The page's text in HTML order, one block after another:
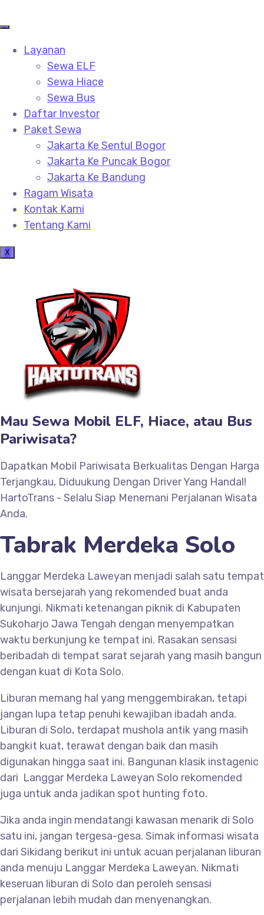
Layanan
Sewa ELF
Sewa Hiace
Sewa Bus
Daftar Investor
Paket Sewa
Jakarta Ke Sentul Bogor
Jakarta Ke Puncak Bogor
Jakarta Ke Bandung
Ragam Wisata
Kontak Kami
Tentang Kami
X
Mau Sewa Mobil ELF, Hiace, atau Bus
Pariwisata?
Dapatkan Mobil Pariwisata Berkualitas Dengan Harga
Terjangkau, Diduukung Dengan Driver Yang Handal!
HartoTrans - Selalu Siap Menemani Perjalanan Wisata
Anda.
Tabrak Merdeka Solo
Langgar Merdeka Laweyan menjadi salah satu tempat
wisata bersejarah yang rekomended buat anda
kunjungi. Nikmati ketenangan piknik di Kabupaten
Sukoharjo Jawa Tengah dengan menyempatkan
waktu berkunjung ke tempat ini. Rasakan sensasi
beribadah di tempat sarat sejarah yang masih bangun
dengan kuat di Kota Solo.
Liburan memang hal yang menggembirakan, tetapi
jangan lupa tetap penuhi kewajiban ibadah anda.
Liburan di Solo, terdapat mushola antik yang masih
bangkit kuat, terawat dengan baik dan masih
digunakan hingga saat ini. Bangunan klasik instagenic
dari Langgar Merdeka Laweyan Solo rekomended
juga untuk anda jadikan spot hunting foto.
Jika anda ingin mendatangi kawasan menarik di Solo
satu ini, jangan tergesa-gesa. Simak informasi wisata
dari Sikidang berikut ini untuk acuan perjalanan liburan
anda menuju Langgar Merdeka Laweyan. Nikmati
keseruan liburan di Solo dan peroleh sensasi
perjalanan lebih mudah dan menyenangkan.